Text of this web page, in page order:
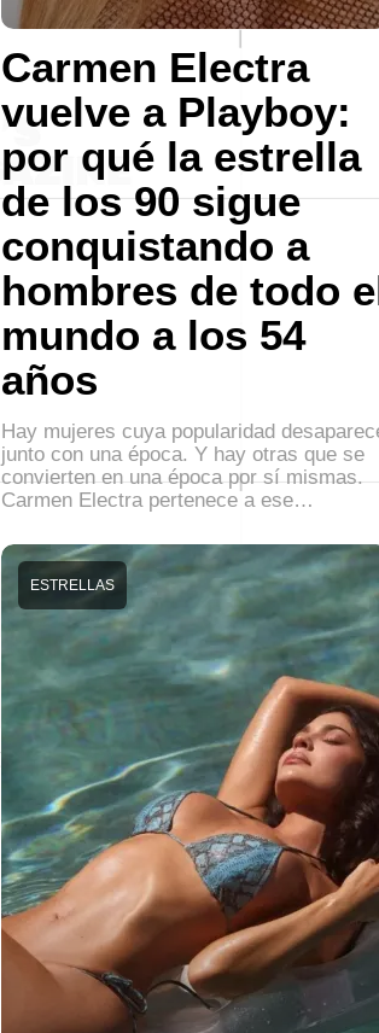
Carmen Electra
vuelve a Playboy:
por qué la estrella
de los 90 sigue
conquistando a
hombres de todo
mundo a los 54
años
Hay mujeres cuya popularidad
junto con una época. Y hay otras que se
convierten en una época por sí mismas.
Carmen Electra pertenece a ese…
ESTRELLAS